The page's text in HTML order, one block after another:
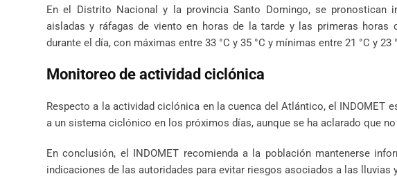
En el Distrito Nacional y la provincia Santo Domingo, se pronostican
aisladas y ráfagas de viento en horas de la tarde y las primeras horas
durante el día, con máximas entre 33 °C y 35 °C y mínimas entre 21 °C y 23
Monitoreo de actividad ciclónica
Respecto a la actividad ciclónica en la cuenca del Atlántico, el INDOMET
a un sistema ciclónico en los próximos días, aunque se ha aclarado que
En conclusión, el INDOMET recomienda a la población mantenerse
indicaciones de las autoridades para evitar riesgos asociados a las lluvias